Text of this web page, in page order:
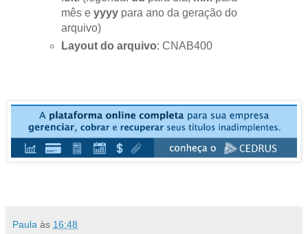
mês eyyyy para ano da geração do
arquivo)
Layout do arquivo: CNAB400
Paula às 16:48